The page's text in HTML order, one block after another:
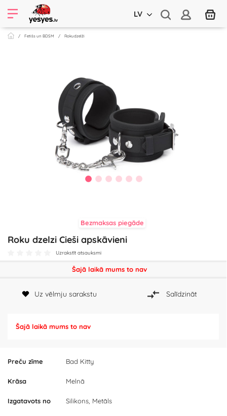
LV
Fetišs un BDSM Rokudzelži
Bezmaksas piegāde
Roku dzelzi Cieši apskāvieni
Uzrakstīt atsauksmi
Preču zīme Bad Kitty
Krāsa Melnā
Izgatavots no Silikons, Metāls
Šajā laikā mums to nav
Uz vēlmju sarakstu Salīdzināt
Šajā laikā mums to nav